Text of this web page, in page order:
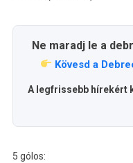
Ne maradj le a
Kövesd a
A legfrissebb hírekért
5 gólos: